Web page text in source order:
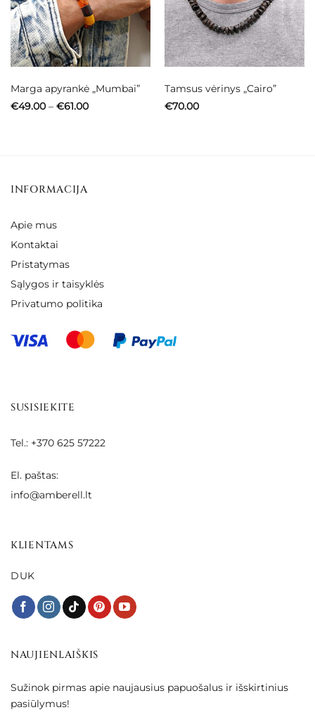
Marga apyrankė „Mumbai”
€49.00 – €61.00Price
Tamsus vėrinys „Cairo”
€70.00
INFORMACIJA
Apie mus
Kontaktai
Pristatymas
Sąlygos ir taisyklės
Privatumo politika
SUSISIEKITE
Tel.: +370 625 57222
El. paštas:
info@amberell.lt
KLIENTAMS
DUK
NAUJIENLAIŠKIS
Sužinok pirmas apie naujausius papuošalus ir išskirtinius
pasiūlymus!